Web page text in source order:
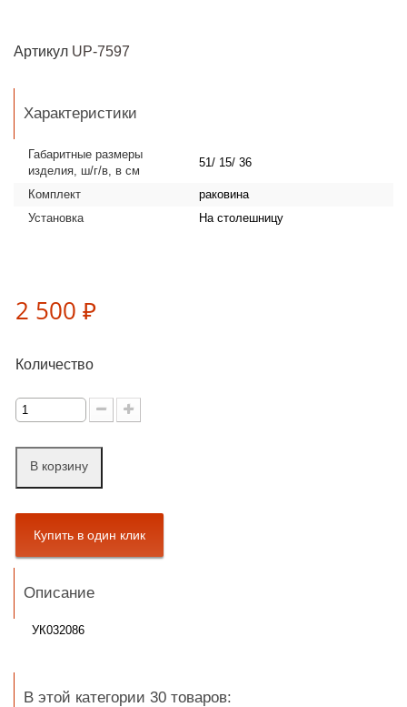
Артикул UP-7597
Характеристики
Габаритные размеры
изделия, ш/г/в, в см
51/ 15/ 36
Комплект
раковина
Установка
На столешницу
2 500 ₽
Количество
В корзину
Описание
УК032086
В этой категории 30 товаров: